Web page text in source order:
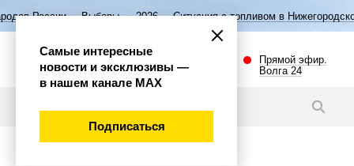
России Выборы — 2026 Ситуация с топливом в
Прямой эфир.
Волга 24
Самые интересные
новости и эксклюзивы —
в нашем канале МАХ
Подписаться